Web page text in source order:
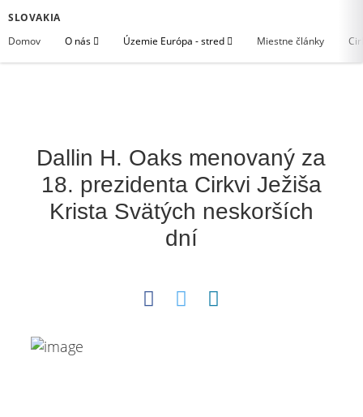
SLOVAKIA
Domov
O nás Územie Európa - stred Miestne články
Dallin H. Oaks menovaný za
18. prezidenta Cirkvi Ježiša
Krista Svätých neskorších
dní